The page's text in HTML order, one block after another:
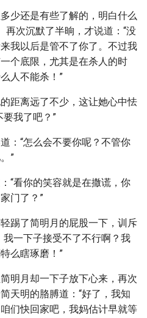
少还是有些了解的，明白什么
再次沉默了半晌，才说道：“没
我以后是管不了你了。不过我
个底限，尤其是在杀人的时
人不能杀！”
距离远了不少，这让她心中怯
要我了吧？”
：“怎么会不要你呢？不管你
”
“看你的笑容就是在撒谎，你
门了？”
踢了简明月的屁股一下，训斥
我一下子接受不了不行啊？我
么瞎琢磨！”
明月却一下子放下心来，再次
天明的胳膊道：“好了，我知
们快回家吧，我妈估计早就等